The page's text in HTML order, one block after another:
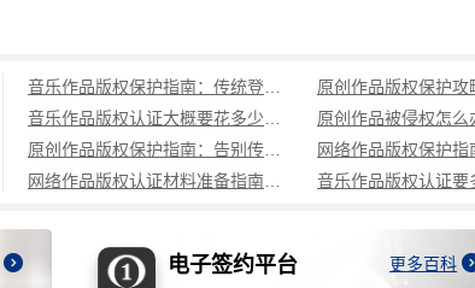
电子签约平台 更多百科